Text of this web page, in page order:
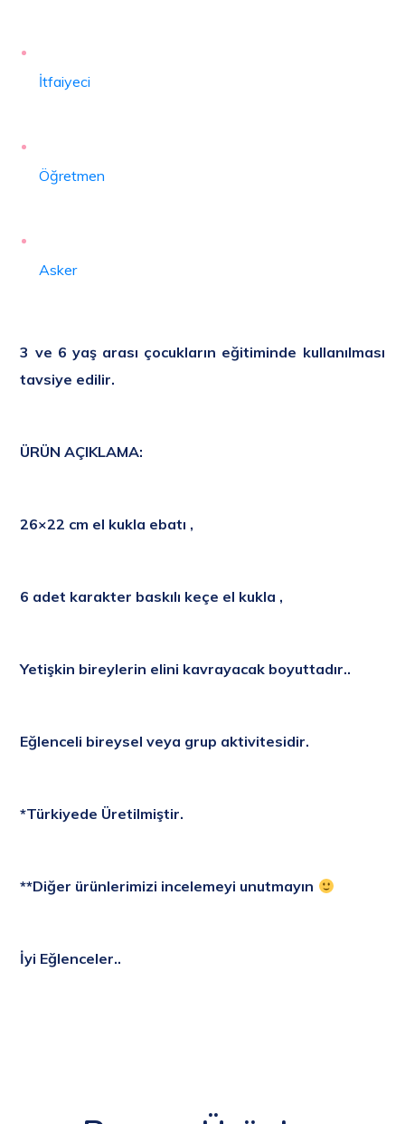
İtfaiyeci
Öğretmen
Asker
3 ve 6 yaş arası çocukların eğitiminde kullanılması
tavsiye edilir.
ÜRÜN AÇIKLAMA:
26×22 cm el kukla ebatı ,
6 adet karakter baskılı keçe el kukla ,
Yetişkin bireylerin elini kavrayacak boyuttadır..
Eğlenceli bireysel veya grup aktivitesidir.
*Türkiyede Üretilmiştir.
**Diğer ürünlerimizi incelemeyi unutmayın
İyi Eğlenceler..